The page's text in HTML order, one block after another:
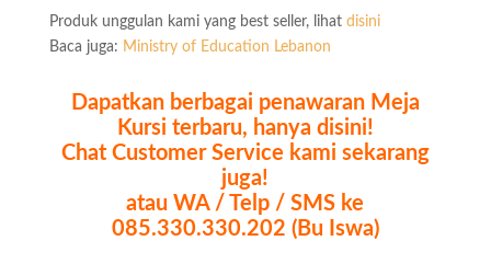
Produk unggulan kami yang best seller, lihat disini
Baca juga: Ministry of Education Lebanon
Dapatkan berbagai penawaran Meja
Kursi terbaru, hanya disini!
Chat Customer Service kami sekarang
juga!
atau WA / Telp / SMS ke
085.330.330.202 (Bu Iswa)